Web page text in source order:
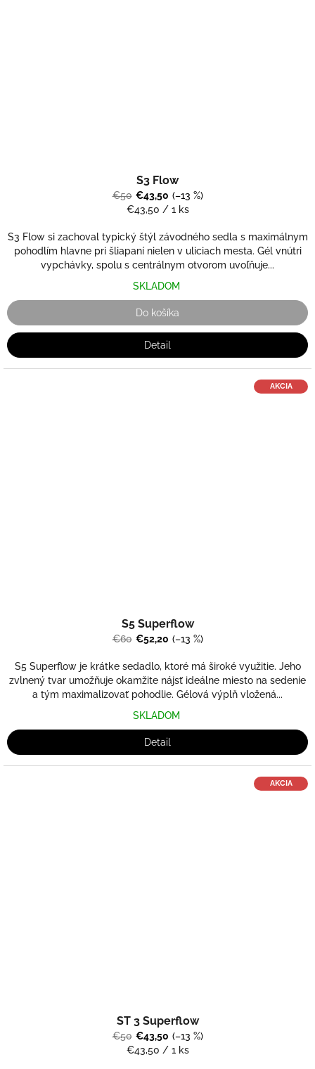
S3 Flow
€50 €43,50 (–13 %)
Jednotková
€43,50 / 1 ks
S3 Flow si zachoval typický štýl závodného sedla s maximálnym
pohodlím hlavne pri šliapaní nielen v uliciach mesta. Gél vnútri
vypchávky, spolu s centrálnym otvorom uvoľňuje...
SKLADOM
Do košíka
Detail
AKCIA
S5 Superflow
€60 €52,20 (–13 %)
S5 Superflow je krátke sedadlo, ktoré má široké využitie. Jeho
zvlnený tvar umožňuje okamžite nájsť ideálne miesto na sedenie
a tým maximalizovať pohodlie. Gélová výplň vložená...
SKLADOM
Detail
AKCIA
ST 3 Superflow
€50 €43,50 (–13 %)
Jednotková
€43,50 / 1 ks